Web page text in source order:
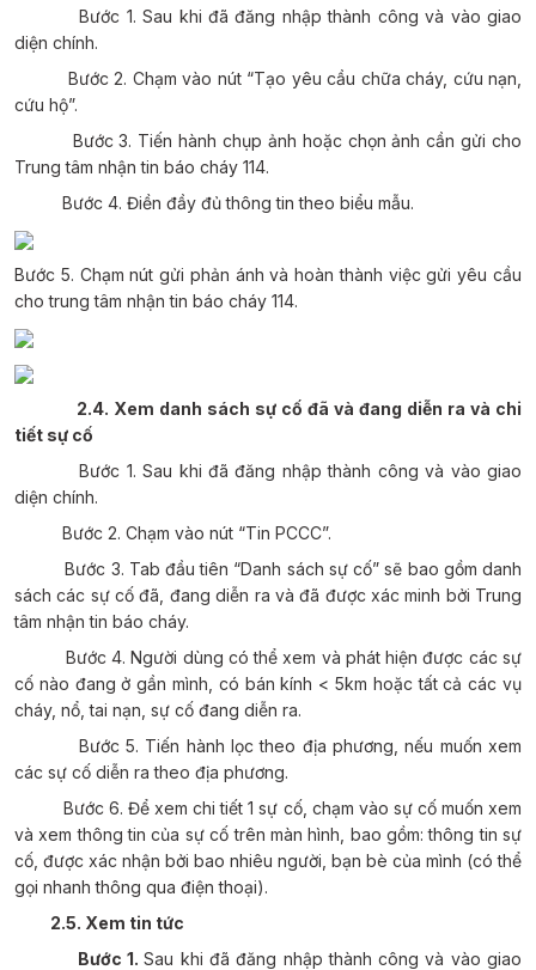
Bước 1. Sau khi đã đăng nhập thành công và vào giao
diện chính.
Bước 2. Chạm vào nút “Tạo yêu cầu chữa cháy, cứu nạn,
cứu hộ”.
Bước 3. Tiến hành chụp ảnh hoặc chọn ảnh cần gửi cho
Trung tâm nhận tin báo cháy 114.
Bước 4. Điền đầy đủ thông tin theo biểu mẫu.
Bước 5. Chạm nút gửi phản ánh và hoàn thành việc gửi yêu cầu
cho trung tâm nhận tin báo cháy 114.
2.4. Xem danh sách sự cố đã và đang diễn ra và chi
tiết sự cố
Bước 1. Sau khi đã đăng nhập thành công và vào giao
diện chính.
Bước 2. Chạm vào nút “Tin PCCC”.
Bước 3. Tab đầu tiên “Danh sách sự cố” sẽ bao gồm danh
sách các sự cố đã, đang diễn ra và đã được xác minh bởi Trung
tâm nhận tin báo cháy.
Bước 4. Người dùng có thể xem và phát hiện được các sự
cố nào đang ở gần mình, có bán kính < 5km hoặc tất cả các vụ
cháy, nổ, tai nạn, sự cố đang diễn ra.
Bước 5. Tiến hành lọc theo địa phương, nếu muốn xem
các sự cố diễn ra theo địa phương.
Bước 6. Để xem chi tiết 1 sự cố, chạm vào sự cố muốn xem
và xem thông tin của sự cố trên màn hình, bao gồm: thông tin sự
cố, được xác nhận bởi bao nhiêu người, bạn bè của mình (có thể
gọi nhanh thông qua điện thoại).
2.5. Xem tin tức
Bước 1.Sau khi đã đăng nhập thành công và vào giao